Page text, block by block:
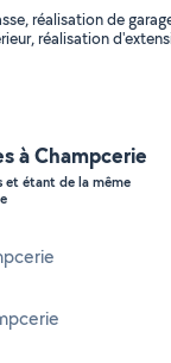
réalisation de
réalisation
à Champcerie
et étant de la même